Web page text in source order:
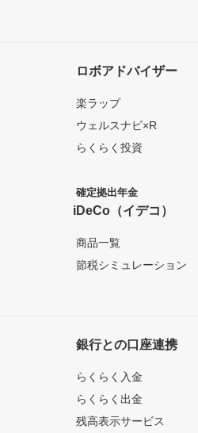
ロボアドバイザー
楽ラップ
ウェルスナビ×R
らくらく投資
確定拠出年金
iDeCo（イデコ）
商品一覧
節税シミュレーション
銀行との口座連携
らくらく入金
らくらく出金
残高表示サービス